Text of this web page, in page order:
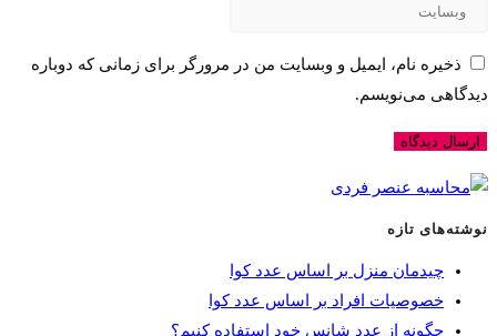
ذخیره نام، ایمیل و وبسایت من در مرورگر برای زمانی که دوباره
دیدگاهی می‌نویسم.
نوشته‌های تازه
چیدمان منزل بر اساس عدد کوا
خصوصیات افراد بر اساس عدد کوا
چگونه از عدد شانس خود استفاده کنیم؟